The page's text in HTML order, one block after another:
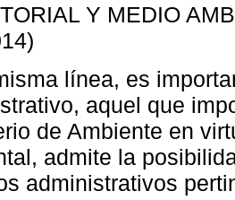
Y MEDIO
línea, es
aquel que
de Ambiente en
admite la
administrativos